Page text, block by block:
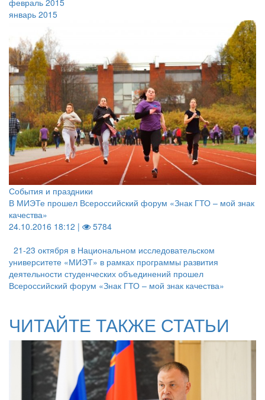
февраль 2015
январь 2015
События и праздники
В МИЭТе прошел Всероссийский форум «Знак ГТО – мой знак
качества»
24.10.2016 18:12 |
5784
21-23 октября в Национальном исследовательском
университете «МИЭТ» в рамках программы развития
деятельности студенческих объединений прошел
Всероссийский форум «Знак ГТО – мой знак качества»
ЧИТАЙТЕ ТАКЖЕ СТАТЬИ